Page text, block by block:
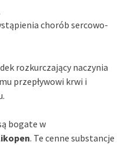
chorób sercowo-
rozkurczający naczynia
przepływowi krwi i
bogate w
. Te cenne substancje